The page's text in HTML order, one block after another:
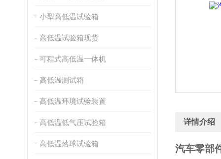
小型高低温试验箱
高低温试验箱现货
可程式高低温一体机
高低温测试箱
高低温环境试验装置
高低温低气压试验箱
高低温落球试验箱
详情介绍
汽车零部